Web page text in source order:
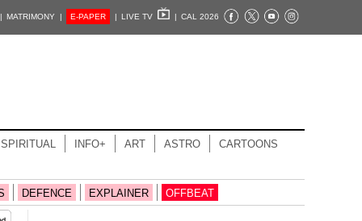
MATRIMONY | E-PAPER | LIVE TV | CAL 2026
SPIRITUAL INFO+ ART ASTRO CARTOONS
DEFENCE EXPLAINER OFFBEAT